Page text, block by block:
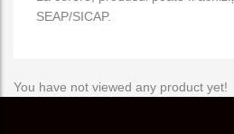
SEAP/SICAP.
You have not viewed any product yet!